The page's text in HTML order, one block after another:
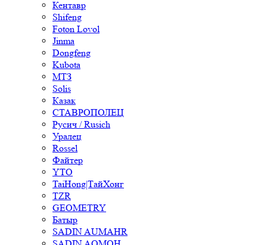
Кентавр
Shifeng
Foton Lovol
Jinma
Dongfeng
Kubota
МТЗ
Solis
Казак
СТАВРОПОЛЕЦ
Русич / Rusich
Уралец
Rossel
Файтер
YTO
TaiHong|ТайХонг
TZR
GEOMETRY
Батыр
SADIN AUMAHR